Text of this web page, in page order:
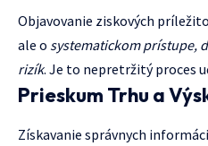
Objavovanie ziskových
ale o systematickom prístupe,
rizík. Je to nepretržitý proces
Prieskum Trhu a
Získavanie správnych